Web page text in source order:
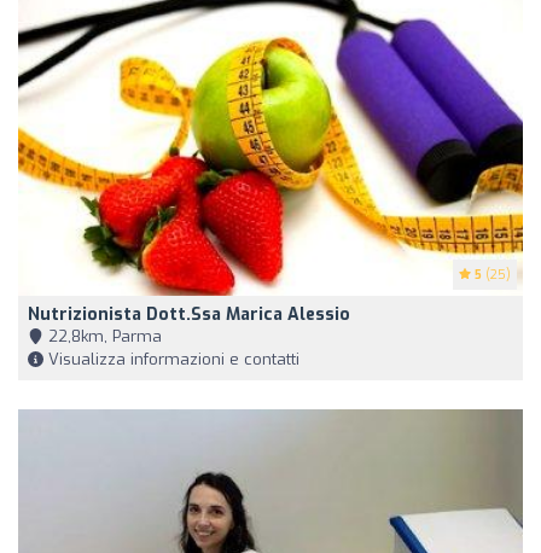
5 (25)
Nutrizionista Dott.ssa Marica Alessio
22,8km, Parma
Visualizza informazioni e contatti